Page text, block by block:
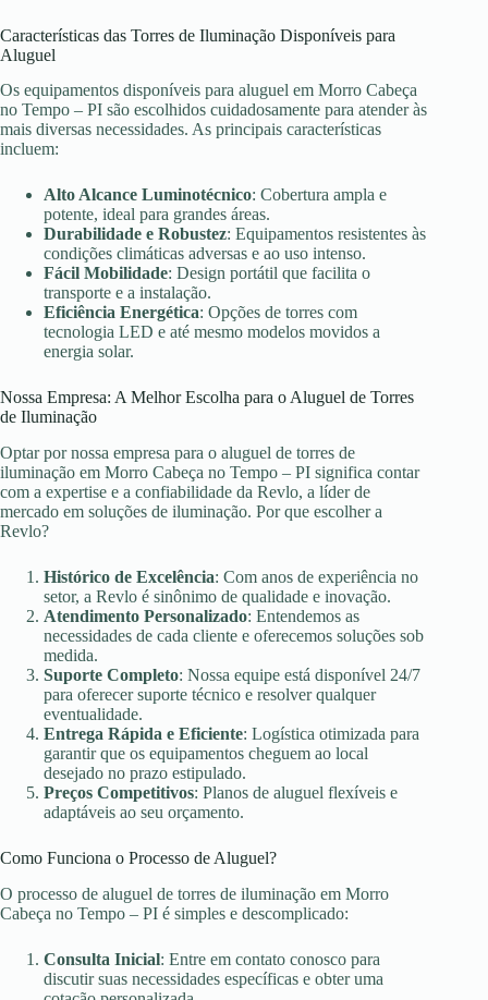
Características das Torres de Iluminação Disponíveis para
Aluguel
Os equipamentos disponíveis para aluguel em Morro Cabeça
no Tempo – PI são escolhidos cuidadosamente para atender às
mais diversas necessidades. As principais características
incluem:
Alto Alcance Luminotécnico: Cobertura ampla e
potente, ideal para grandes áreas.
Durabilidade e Robustez: Equipamentos resistentes às
condições climáticas adversas e ao uso intenso.
Fácil Mobilidade: Design portátil que facilita o
transporte e a instalação.
Eficiência Energética: Opções de torres com
tecnologia LED e até mesmo modelos movidos a
energia solar.
Nossa Empresa: A Melhor Escolha para o Aluguel de Torres
de Iluminação
Optar por nossa empresa para o aluguel de torres de
iluminação em Morro Cabeça no Tempo – PI significa contar
com a expertise e a confiabilidade da Revlo, a líder de
mercado em soluções de iluminação. Por que escolher a
Revlo?
Histórico de Excelência: Com anos de experiência no
setor, a Revlo é sinônimo de qualidade e inovação.
Atendimento Personalizado: Entendemos as
necessidades de cada cliente e oferecemos soluções sob
medida.
Suporte Completo: Nossa equipe está disponível 24/7
para oferecer suporte técnico e resolver qualquer
eventualidade.
Entrega Rápida e Eficiente: Logística otimizada para
garantir que os equipamentos cheguem ao local
desejado no prazo estipulado.
Preços Competitivos: Planos de aluguel flexíveis e
adaptáveis ao seu orçamento.
Como Funciona o Processo de Aluguel?
O processo de aluguel de torres de iluminação em Morro
Cabeça no Tempo – PI é simples e descomplicado:
Consulta Inicial: Entre em contato conosco para
discutir suas necessidades específicas e obter uma